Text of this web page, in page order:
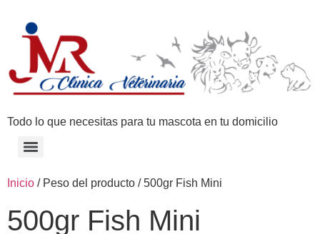
Todo lo que necesitas para tu mascota en tu domicilio
Inicio / Peso del producto / 500gr Fish Mini
500gr Fish Mini